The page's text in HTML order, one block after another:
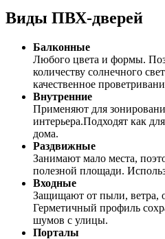
Виды ПВХ-дверей
Балконные
Любого цвета и формы.
количеству солнечного
качественное
Внутренние
Применяют для
интерьера.Подходят как
дома.
Раздвижные
Занимают мало места,
полезной площади.
Входные
Защищают от пыли, ветра,
Герметичный профиль
шумов с улицы.
Порталы